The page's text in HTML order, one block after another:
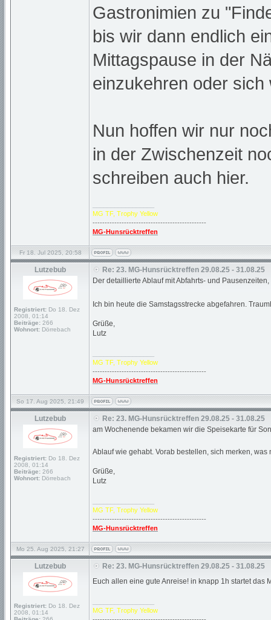
Gastronimien zu
bis wir dann endlich
Mittagspause in der
einzukehren oder
Nun hoffen wir nur
in der Zwischenzeit
schreiben auch hier.
MG TF, Trophy Yellow
-----------------------------------------------
MG-Hunsrücktreffen
Fr 18. Jul 2025, 20:58
Lutzebub
Registriert: Do 18. Dez
2008, 01:14
Beiträge: 266
Wohnort: Dörrebach
Re: 23. MG-Hunsrücktreffen 29.08.25 - 31.08.25
Der detaillierte Ablauf mit Abfahrts- und
Ich bin heute die Samstagsstrecke abgefahren.
Grüße,
Lutz
MG TF, Trophy Yellow
-----------------------------------------------
MG-Hunsrücktreffen
So 17. Aug 2025, 21:49
Lutzebub
Registriert: Do 18. Dez
2008, 01:14
Beiträge: 266
Wohnort: Dörrebach
Re: 23. MG-Hunsrücktreffen 29.08.25 - 31.08.25
am Wochenende bekamen wir die Speisekarte für
Ablauf wie gehabt. Vorab bestellen, sich merken,
Grüße,
Lutz
MG TF, Trophy Yellow
-----------------------------------------------
MG-Hunsrücktreffen
Mo 25. Aug 2025, 21:27
Lutzebub
Registriert: Do 18. Dez
2008, 01:14
Re: 23. MG-Hunsrücktreffen 29.08.25 - 31.08.25
Euch allen eine gute Anreise! in knapp 1h startet das
MG TF, Trophy Yellow